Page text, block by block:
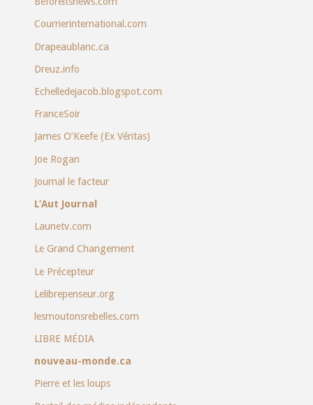
Courrierinternational.com
Drapeaublanc.ca
Dreuz.info
Echelledejacob.blogspot.com
FranceSoir
James O’Keefe (Ex Véritas)
Joe Rogan
Journal le facteur
L’Aut Journal
Launetv.com
Le Grand Changement
Le Précepteur
Lelibrepenseur.org
lesmoutonsrebelles.com
LIBRE MÉDIA
nouveau-monde.ca
Pierre et les loups